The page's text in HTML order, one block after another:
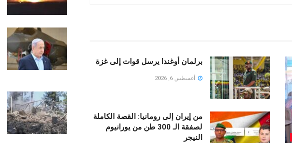
برلمان أوغندا يرسل قوات إلى غزة
أغسطس 6, 2026
من إيران إلى رومانيا: القصة الكاملة
لصفقة الـ 300 طن من يورانيوم
النيجر